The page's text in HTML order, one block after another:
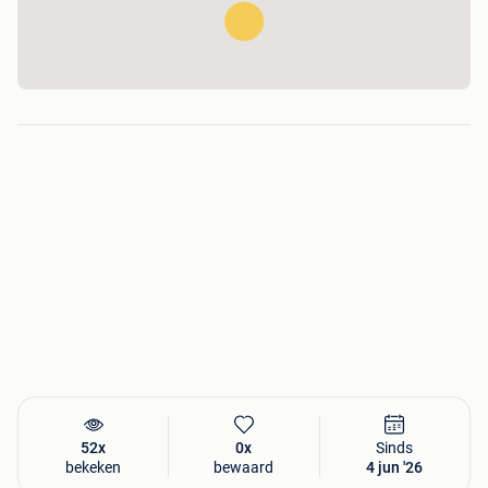
Spellen en speelgoed zijn VOLLEDIG nagekeken. (Ook alles
Meeste spellen zijn nog inclusief handleiding. Indien dit
Niet in geschreven.
ELEKTRONISCHE APPARATEN
52x
bekeken
0x
bewaard
Sinds
4 jun '26